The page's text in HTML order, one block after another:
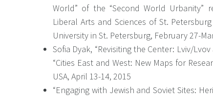
World” of the “Second World
Liberal Arts and Sciences of St.
University in St. Petersburg, February 27-
Sofia Dyak, “Revisiting the Center: Lviv/
“Cities East and West: New Maps for
USA, April 13-14, 2015
“Engaging with Jewish and Soviet Sites: